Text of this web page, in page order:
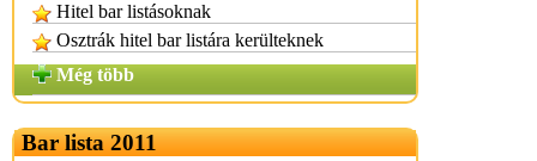
Hitel bar listásoknak
Osztrák hitel bar listára kerülteknek
Még több
Bar lista 2011